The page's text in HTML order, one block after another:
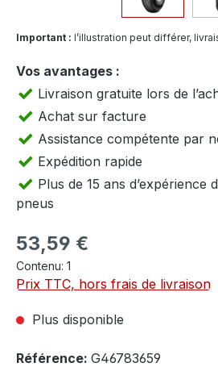
Important : l’illustration peut différer,
Vos avantages :
Livraison gratuite lors de
Achat sur facture
Assistance compétente par
Expédition rapide
Plus de 15 ans d’expérience
pneus
Prix régulier :
53,59 €
Contenu: 1
Prix TTC, hors frais de livraison
Plus disponible
Référence: G46783659